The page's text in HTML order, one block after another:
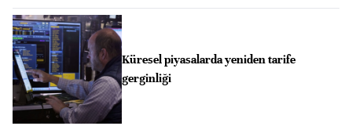
Küresel piyasalarda yeniden tarife
gerginliği